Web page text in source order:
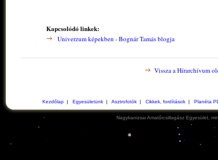
Kapcsolódó linkek:
Univerzum képekben - Bognár Tamás blogja
Vissza a Hírarchívum
Kezdőlap| Egyesületünk| Asztrofotók| Cikkek, fordítások| Planéta
Nagykanizsai Amatőrcsillagász Egyesület,